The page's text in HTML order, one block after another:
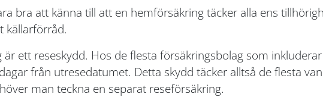
bra att känna till att en hemförsäkring täcker alla ens
källarförråd.
ett reseskydd. Hos de flesta försäkringsbolag som
från utresedatumet. Detta skydd täcker alltså de flesta
man teckna en separat reseförsäkring.